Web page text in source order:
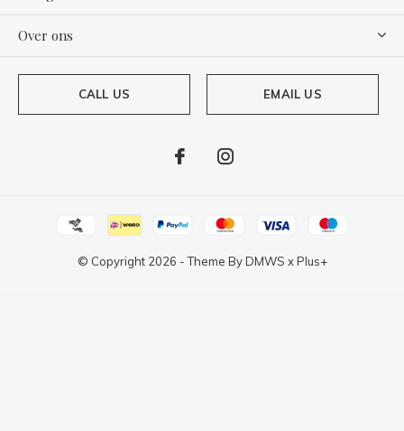
Over ons
CALL US EMAIL US
© Copyright 2026 - Theme ByDMWS xPlus+